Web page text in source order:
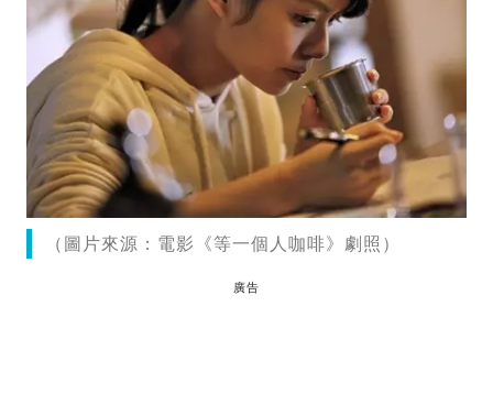
（圖片來源：電影《等一個人咖啡》劇照）
廣告